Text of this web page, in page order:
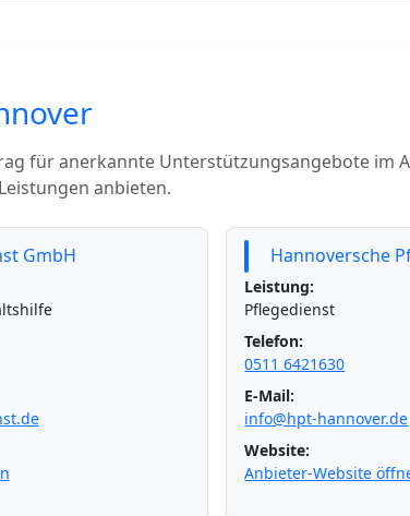
für anerkannte Unterstützungsangebote im
anbieten.
GmbH Hannoversche
Leistung:
Pflegedienst
Telefon:
0511 6421630
E-Mail:
info@hpt-hannover.de
Website:
Anbieter-Website